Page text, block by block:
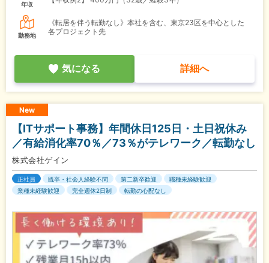
年収
勤務地
《転居を伴う転勤なし》本社を含む、東京23区を中心とした
各プロジェクト先
気になる 詳細へ
New
【ITサポート事務】年間休日125日・土日祝休み
／有給消化率70％／73％がテレワーク／転勤なし
株式会社ゲイン
正社員 既卒・社会人経験不問 第二新卒歓迎
職種未経験歓迎
業種未経験歓迎
完全週休2日制 転勤の心配なし